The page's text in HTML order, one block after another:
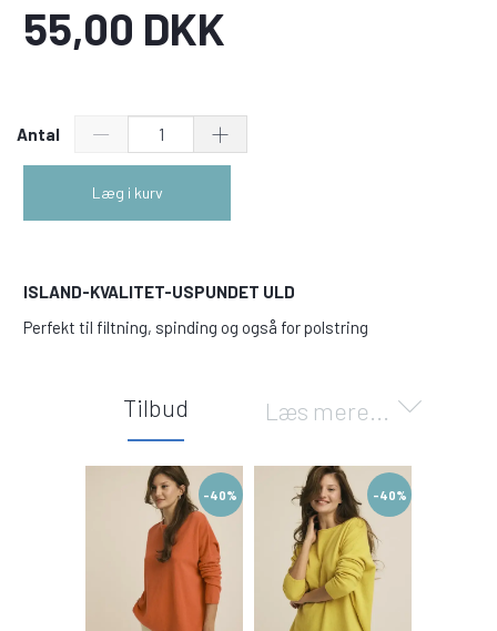
55,00 DKK
Antal
Læg i kurv
ISLAND-KVALITET-USPUNDET ULD
Perfekt til filtning, spinding og også for polstring
Læs mere...
Tilbud
-40% -40%